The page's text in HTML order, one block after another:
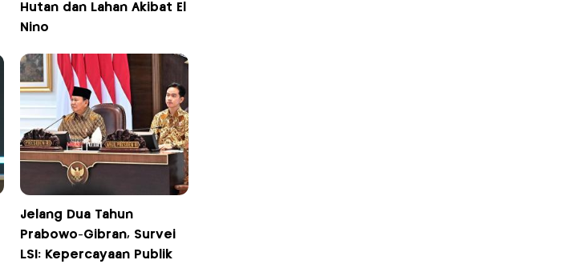
Hutan dan Lahan Akibat El
Nino
Jelang Dua Tahun
Prabowo-Gibran, Survei
LSI: Kepercayaan Publik